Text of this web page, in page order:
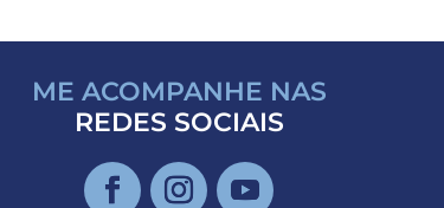
ME ACOMPANHE NAS
REDES SOCIAIS